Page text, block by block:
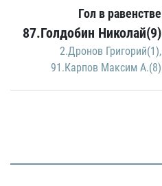
Гол в равенстве
87.Голдобин Николай(9)
2.Дронов Григорий(1),
91.Карпов Максим А.(8)